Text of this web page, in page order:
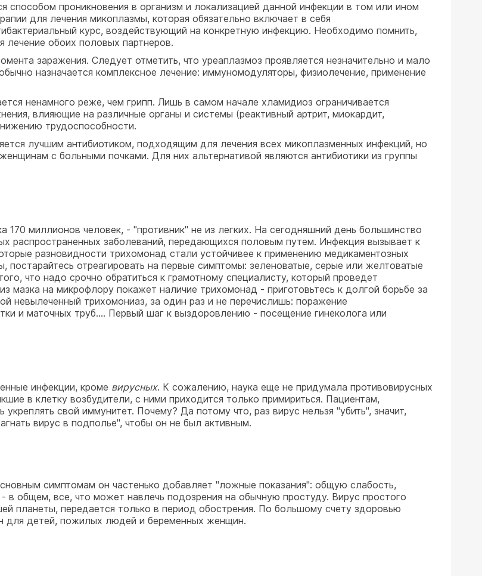
проникновения в организм и локализацией данной инфекции в том или ином
для лечения микоплазмы, которая обязательно включает в себя
курс, воздействующий на конкретную инфекцию. Необходимо помнить,
лечение обоих половых партнеров.
заражения. Следует отметить, что уреаплазмоз проявляется незначительно и мало
назначается комплексное лечение: иммуномодуляторы, физиолечение, применение
ненамного реже, чем грипп. Лишь в самом начале хламидиоз ограничивается
влияющие на различные органы и системы (реактивный артрит, миокардит,
трудоспособности.
лучшим антибиотиком, подходящим для лечения всех микоплазменных инфекций, но
с больными почками. Для них альтернативой являются антибиотики из группы
миллионов человек, - "противник" не из легких. На сегодняшний день большинство
распространенных заболеваний, передающихся половым путем. Инфекция вызывает к
разновидности трихомонад стали устойчивее к применению медикаментозных
постарайтесь отреагировать на первые симптомы: зеленоватые, серые или желтоватые
что надо срочно обратиться к грамотному специалисту, который проведет
мазка на микрофлору покажет наличие трихомонад - приготовьтесь к долгой борьбе за
невылеченный трихомониаз, за один раз и не перечислишь: поражение
и маточных труб.… Первый шаг к выздоровлению - посещение гинеколога или
инфекции, кроме вирусных. К сожалению, наука еще не придумала противовирусных
в клетку возбудители, с ними приходится только примириться. Пациентам,
свой иммунитет. Почему? Да потому что, раз вирус нельзя "убить", значит,
вирус в подполье", чтобы он не был активным.
симптомам он частенько добавляет "ложные показания": общую слабость,
общем, все, что может навлечь подозрения на обычную простуду. Вирус простого
планеты, передается только в период обострения. По большому счету здоровью
для детей, пожилых людей и беременных женщин.